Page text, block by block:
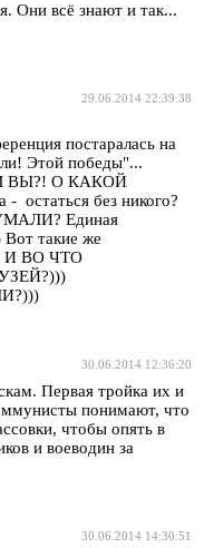
Они всё знают и так...
29.06.2014 22:39:38
постаралась на
Этой победы"...
ВЫ?! О КАКОЙ
без никого?
Единая
такие же
И ВО ЧТО
30.06.2014 12:36:20
Первая тройка их и
понимают, что
чтобы опять в
и воеводин за
30.06.2014 14:30:51